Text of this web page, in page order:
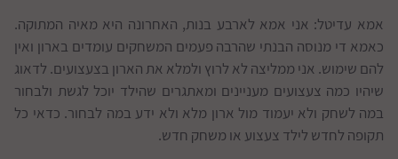
אמא עדיטל: אני אמא לארבע בנות, האחרונה היא מאיה המתוקה.
כאמא די מנוסה הבנתי שהרבה פעמים המשחקים עומדים בארון ואין
להם שימוש. אני ממליצה לא לרוץ ולמלא את הארון בצעצועים. לדאוג
שיהיו כמה צעצועים מעניינים ומאתגרים שהילד יוכל לגשת ולבחור
במה לשחק ולא יעמוד מול ארון מלא ולא ידע במה לבחור. כדאי כל
תקופה לחדש לילד צעצוע או משחק חדש.